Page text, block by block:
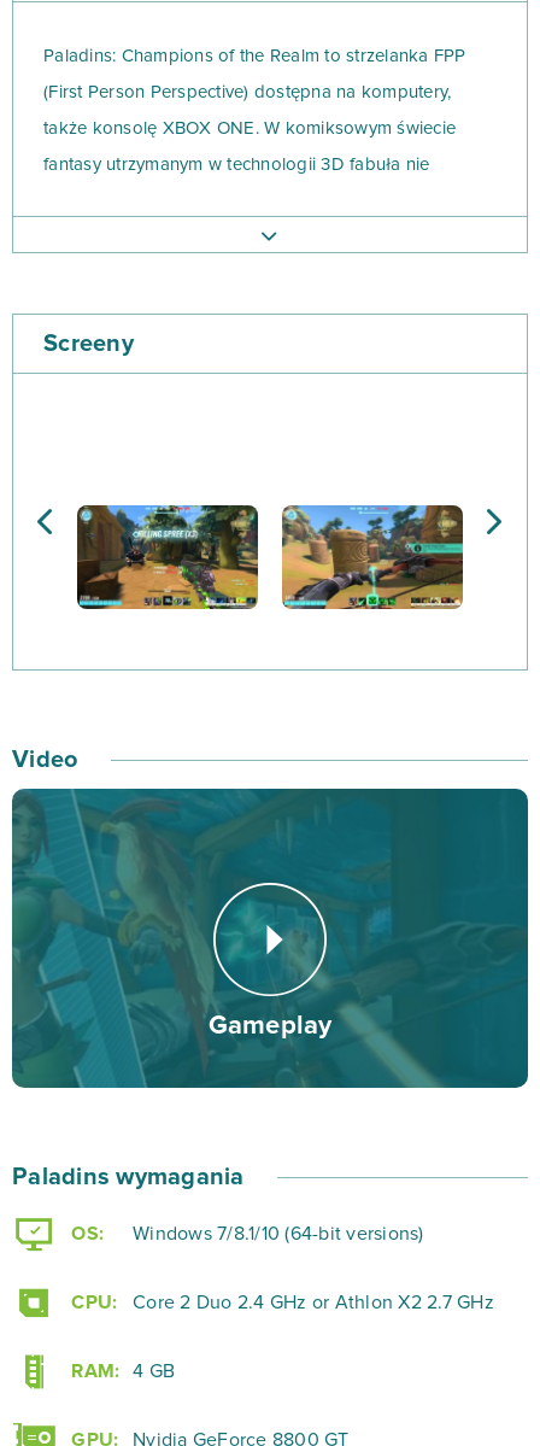
Paladins: Champions of the Realm to strzelanka FPP
(First Person Perspective) dostępna na komputery,
także konsolę XBOX ONE. W komiksowym świecie
fantasy utrzymanym w technologii 3D fabuła nie
wyrafinowaną i dynamiczną rozgrywkę PvP.
Wybierz jednego ze sporej palety bohaterów
podzielonych na cztery główne klasy. W zależności od
przeważnie ofensywnych. Oprócz tego postaci
posiadają cechy mobilne i mogą korzystać z
wierzchowców w celu szybszego przemieszczania się
przeszkodzi to nawet najmniej doświadczonym
graczom w czerpaniu przyjemności z pojedynków.
Maksymalnie możecie grać w sześć osób po jednej
stronie barykady. Mapy są bardzo przestrzenne, a
plansze w większości otwarte. W podstawowym trybie
oferowanym przez tę strzelaninę jest Oblężenie,
podczas którego zawalczysz o dominację nad
przywołacie maszynę oblężniczą, która będzie siała
spustoszenie na terytoriach przeciwnika. Pamiętaj
jednak, że jeśli nie zapewnicie jej odpowiedniej obrony,
to wrogowie z łatwością przerobią ją na bezużyteczną
blachę.
atrakcję stanowią elementy gry karcianych, podczas
Screeny
Video
Gameplay
Paladins wymagania
OS: Windows 7/8.1/10 (64-bit versions)
CPU: Core 2 Duo 2.4 GHz or Athlon X2 2.7 GHz
RAM: 4 GB
GPU: Nvidia GeForce 8800 GT